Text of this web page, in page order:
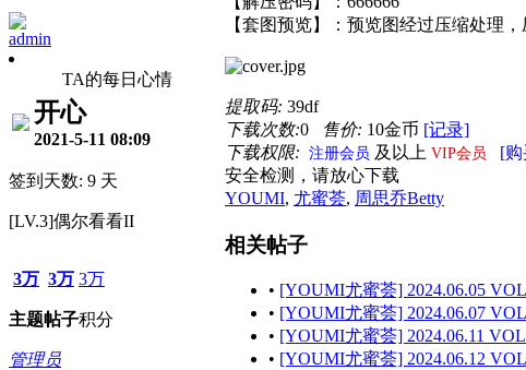
admin
TA的每日心情
开心
2021-5-11 08:09
签到天数: 9 天
[LV.3]偶尔看看II
3万
主题
3万
帖子
3万
积分
管理员
【套图预览】：预览图经过压缩处理
提取码: 39df
下载次数:0 售价: 10金币 [记录]
下载权限: 注册会员 及以上 VIP会员
[
安全检测，请放心下载
YOUMI, 尤蜜荟, 周思乔Betty
相关帖子
• [YOUMI尤蜜荟] 2024.06.05
• [YOUMI尤蜜荟] 2024.06.07
• [YOUMI尤蜜荟] 2024.06.11
• [YOUMI尤蜜荟] 2024.06.12